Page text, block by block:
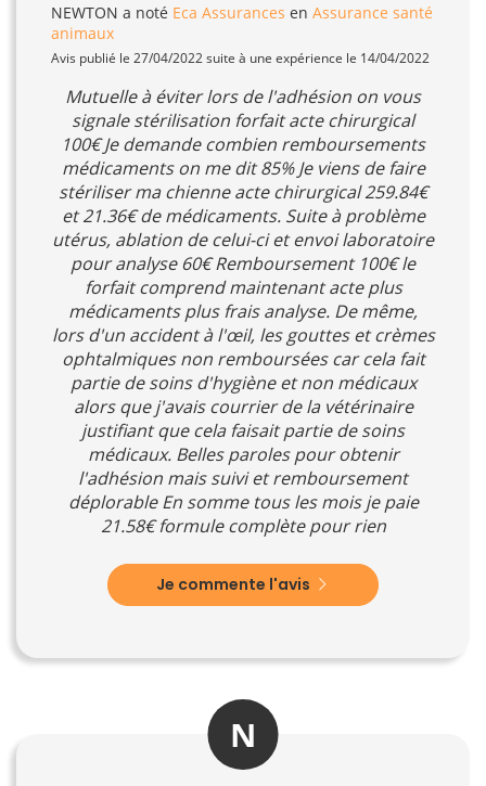
NEWTON a noté Eca Assurances en Assurance santé
animaux
Avis publié le 27/04/2022 suite à une expérience le 14/04/2022
Mutuelle à éviter lors de l'adhésion on vous
signale stérilisation forfait acte chirurgical
100€ Je demande combien remboursements
médicaments on me dit 85% Je viens de faire
stériliser ma chienne acte chirurgical 259.84€
et 21.36€ de médicaments. Suite à problème
utérus, ablation de celui-ci et envoi laboratoire
pour analyse 60€ Remboursement 100€ le
forfait comprend maintenant acte plus
médicaments plus frais analyse. De même,
lors d'un accident à l'œil, les gouttes et crèmes
ophtalmiques non remboursées car cela fait
partie de soins d'hygiène et non médicaux
alors que j'avais courrier de la vétérinaire
justifiant que cela faisait partie de soins
médicaux. Belles paroles pour obtenir
l'adhésion mais suivi et remboursement
déplorable En somme tous les mois je paie
21.58€ formule complète pour rien
Je commente l'avis
N